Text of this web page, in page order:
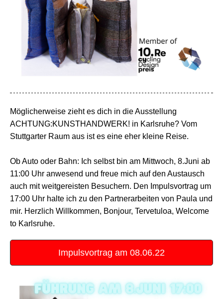
Möglicherweise zieht es dich in die Ausstellung
ACHTUNG:KUNSTHANDWERK! in Karlsruhe? Vom
Stuttgarter Raum aus ist es eine eher kleine Reise.
Ob Auto oder Bahn: Ich selbst bin am Mittwoch, 8.Juni ab
11:00 Uhr anwesend und freue mich auf den Austausch
auch mit weitgereisten Besuchern. Den Impulsvortrag um
17:00 Uhr halte ich zu den Partnerarbeiten von Paula und
mir. Herzlich Willkommen, Bonjour, Tervetuloa, Welcome
to Karlsruhe.
Impulsvortrag am 08.06.22